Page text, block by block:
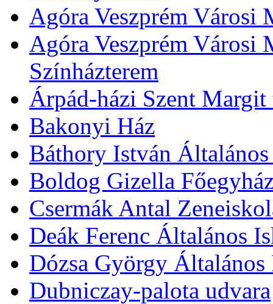
Agóra Veszprém Városi
Agóra Veszprém Városi
Színházterem
Árpád-házi Szent
Bakonyi Ház
Báthory István
Boldog Gizella
Csermák Antal
Deák Ferenc Általános
Dózsa György Általános
Dubniczay-palota udvara